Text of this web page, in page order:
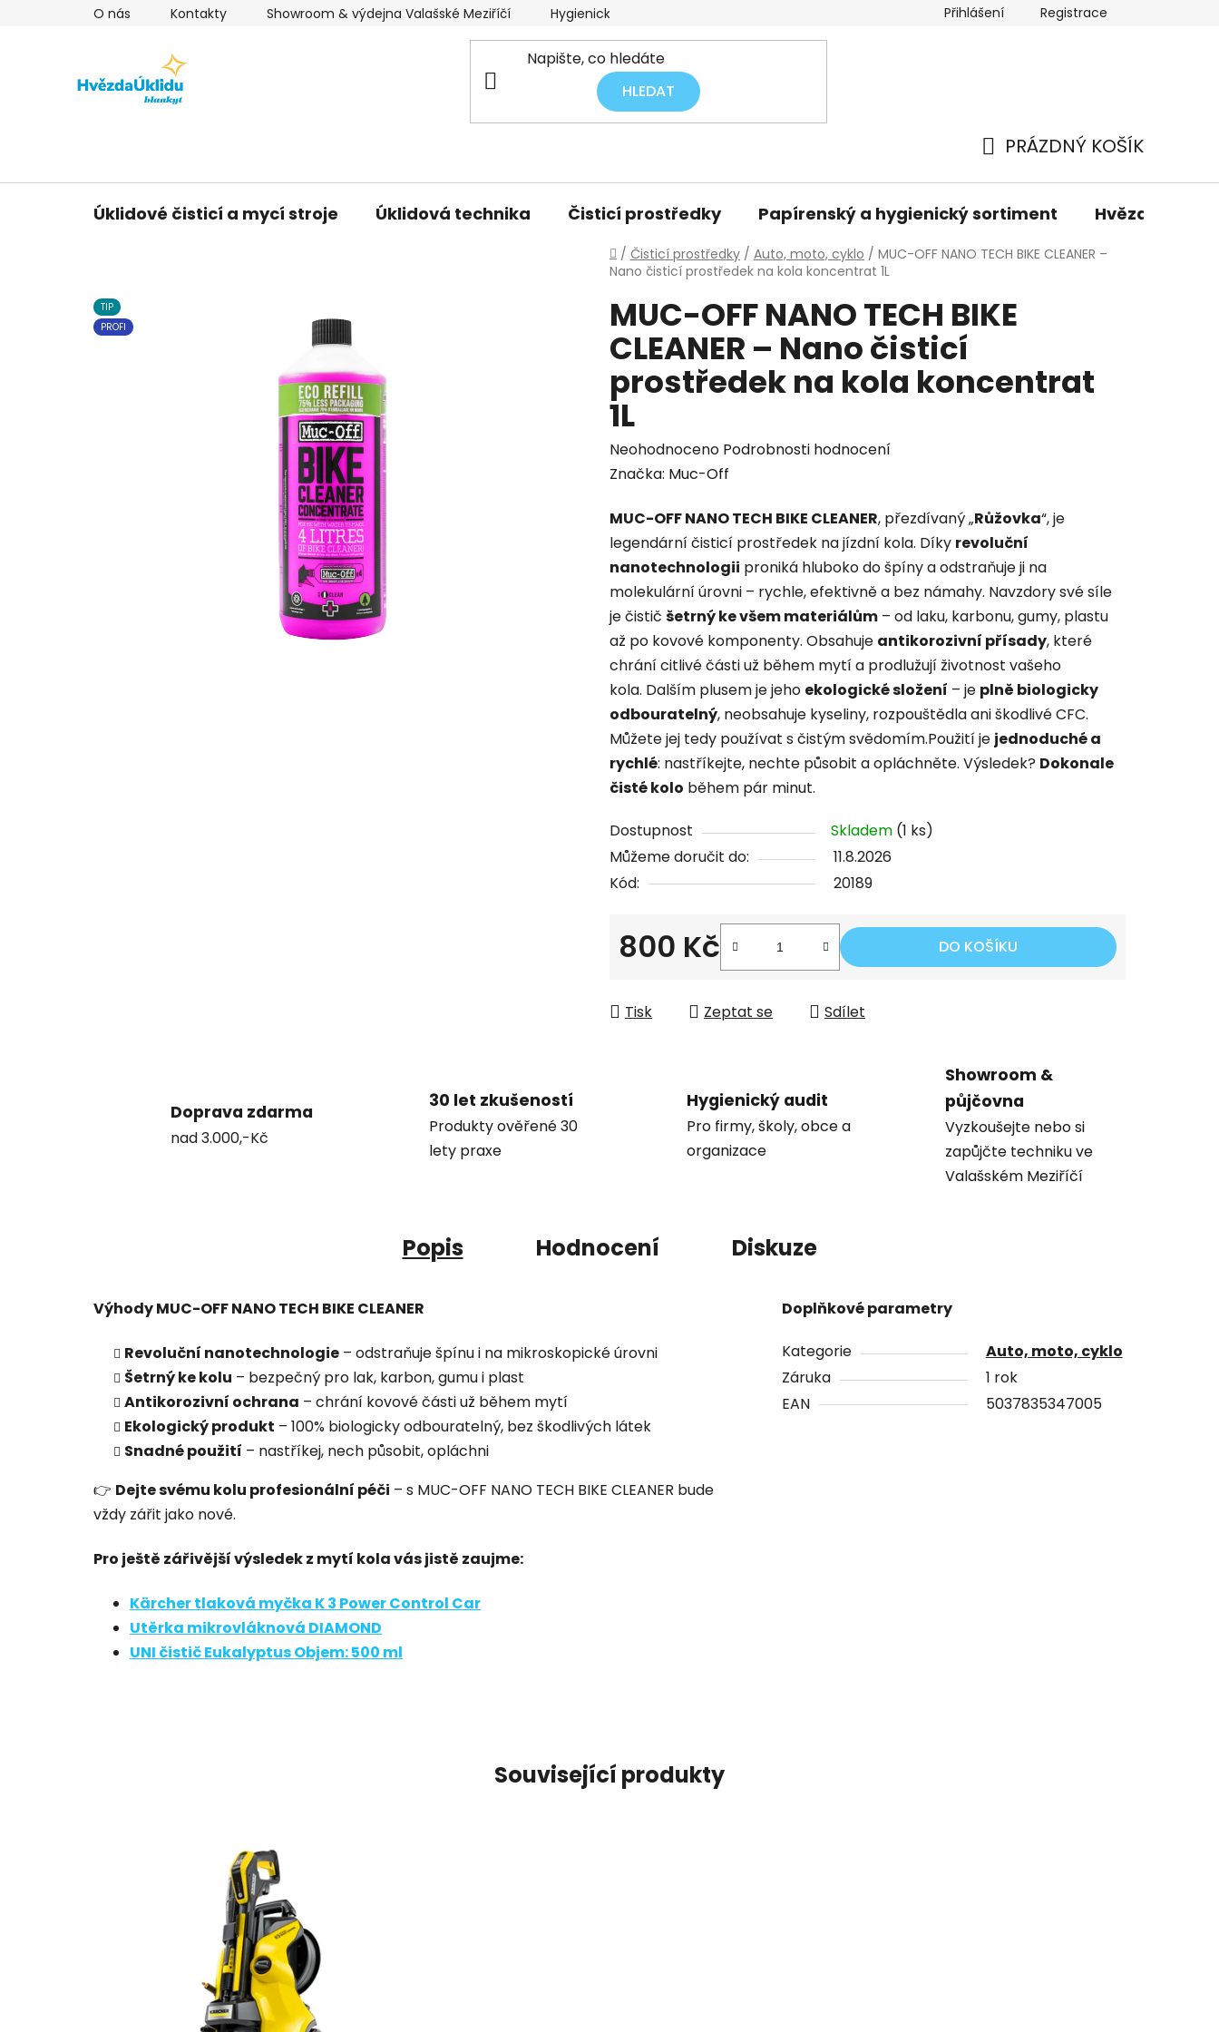
O nás Kontakty Showroom & výdejna Valašské Meziříčí Hygienický audit úklidu Podmínky ochrany osobních údajů
Přihlášení Registrace
HLEDAT
NÁKUPNÍ
PRÁZDNÝ KOŠÍK
Úklidové čisticí a mycí stroje Úklidová technika Čisticí prostředky Papírenský a hygienický sortiment Hvězdné
Domů
/ Čisticí prostředky / Auto, moto, cyklo / MUC-OFF NANO TECH BIKE CLEANER –
Nano čisticí prostředek na kola koncentrat 1L
MUC-OFF NANO TECH BIKE
CLEANER – Nano čisticí
prostředek na kola koncentrat
1L
Průměrné
hodnocení
je
0,0
z
5
hvězdiček.
Neohodnoceno Podrobnosti hodnocení
Značka: Muc-Off
MUC-OFF NANO TECH BIKE CLEANER, přezdívaný „Růžovka“, je
legendární čisticí prostředek na jízdní kola. Díky revoluční
nanotechnologii proniká hluboko do špíny a odstraňuje ji na
molekulární úrovni – rychle, efektivně a bez námahy. Navzdory své síle
je čistič šetrný ke všem materiálům – od laku, karbonu, gumy, plastu
až po kovové komponenty. Obsahuje antikorozivní přísady, které
chrání citlivé části už během mytí a prodlužují životnost vašeho
kola. Dalším plusem je jeho ekologické složení – je plně biologicky
odbouratelný, neobsahuje kyseliny, rozpouštědla ani škodlivé CFC.
Můžete jej tedy používat s čistým svědomím.Použití je jednoduché a
rychlé: nastříkejte, nechte působit a opláchněte. Výsledek? Dokonale
čisté kolo během pár minut.
Dostupnost Skladem (1 ks)
Můžeme doručit do:
11.8.2026
Kód:
20189
800 Kč DO KOŠÍKU
Tisk Zeptat se Sdílet
TIP
PROFI
Doprava zdarma
nad 3.000,-Kč
30 let zkušeností
Produkty ověřené 30
lety praxe
Hygienický audit
Pro firmy, školy, obce a
organizace
Showroom &
půjčovna
Vyzkoušejte nebo si
zapůjčte techniku ve
Valašském Meziříčí
Popis Hodnocení Diskuze
Výhody MUC-OFF NANO TECH BIKE CLEANER
Revoluční nanotechnologie – odstraňuje špínu i na mikroskopické úrovni
Šetrný ke kolu – bezpečný pro lak, karbon, gumu i plast
Antikorozivní ochrana – chrání kovové části už během mytí
Ekologický produkt – 100% biologicky odbouratelný, bez škodlivých látek
Snadné použití – nastříkej, nech působit, opláchni
👉 Dejte svému kolu profesionální péči – s MUC-OFF NANO TECH BIKE CLEANER bude
vždy zářit jako nové.
Pro ještě zářivější výsledek z mytí kola vás jistě zaujme:
Kärcher tlaková myčka K 3 Power Control Car
Utěrka mikrovláknová DIAMOND
UNI čistič Eukalyptus Objem: 500 ml
Doplňkové parametry
Kategorie
Auto, moto, cyklo
Záruka
1 rok
EAN
5037835347005
Související produkty